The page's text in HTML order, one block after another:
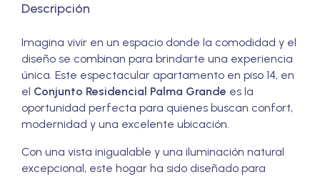
Descripción
Imagina vivir en un espacio donde la comodidad y el
diseño se combinan para brindarte una experiencia
única. Este espectacular apartamento en piso 14, en
el Conjunto Residencial Palma Grande es la
oportunidad perfecta para quienes buscan confort,
modernidad y una excelente ubicación.
Con una vista inigualable y una iluminación natural
excepcional, este hogar ha sido diseñado para